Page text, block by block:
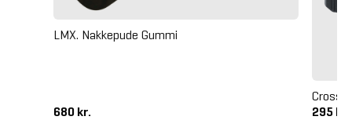
LMX. Nakkepude Gummi
680 kr.
295 kr.